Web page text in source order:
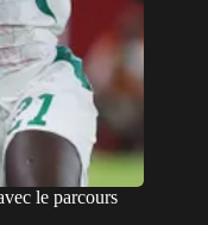
le parcours